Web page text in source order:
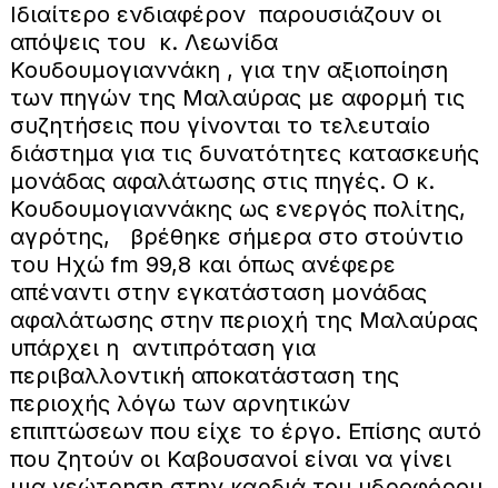
Ιδιαίτερο ενδιαφέρον παρουσιάζουν οι
απόψεις του κ. Λεωνίδα
Κουδουμογιαννάκη , για την αξιοποίηση
των πηγών της Μαλαύρας με αφορμή τις
συζητήσεις που γίνονται το τελευταίο
διάστημα για τις δυνατότητες κατασκευής
μονάδας αφαλάτωσης στις πηγές. Ο κ.
Κουδουμογιαννάκης ως ενεργός πολίτης,
αγρότης, βρέθηκε σήμερα στο στούντιο
του Ηχώ fm 99,8 και όπως ανέφερε
απέναντι στην εγκατάσταση μονάδας
αφαλάτωσης στην περιοχή της Μαλαύρας
υπάρχει η αντιπρόταση για
περιβαλλοντική αποκατάσταση της
περιοχής λόγω των αρνητικών
επιπτώσεων που είχε το έργο. Επίσης αυτό
που ζητούν οι Καβουσανοί είναι να γίνει